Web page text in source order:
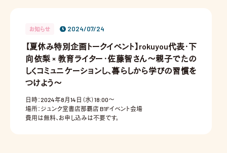
お問い合わせ
お知らせ 2024/07/24
【夏休み特別企画トークイベント】rokuyou代表・下
向依梨 × 教育ライター・佐藤智さん〜親子でたの
しくコミュニケーションし、暮らしから学びの習慣を
つけよう〜
日時：2024年8月14日（水）18:00〜
場所：ジュンク堂書店那覇店 B1Fイベント会場
費用は無料、お申し込みは不要です。